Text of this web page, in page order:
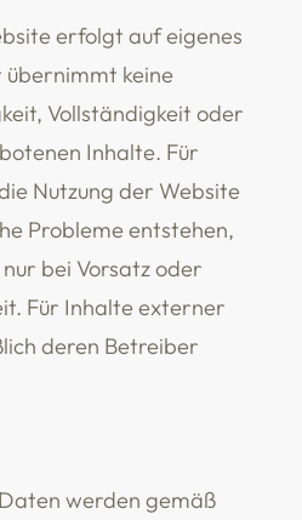
erfolgt auf eigenes
übernimmt keine
Vollständigkeit oder
Inhalte. Für
Nutzung der Website
Probleme entstehen,
bei Vorsatz oder
Für Inhalte externer
deren Betreiber
werden gemäß